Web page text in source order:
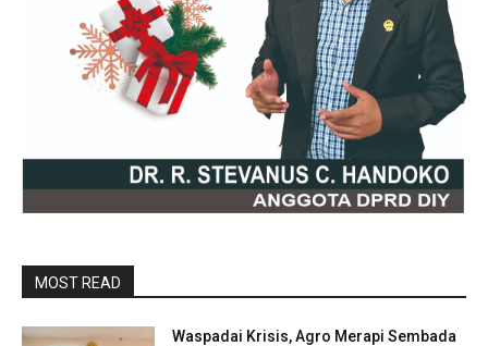
MOST READ
Waspadai Krisis, Agro Merapi Sembada